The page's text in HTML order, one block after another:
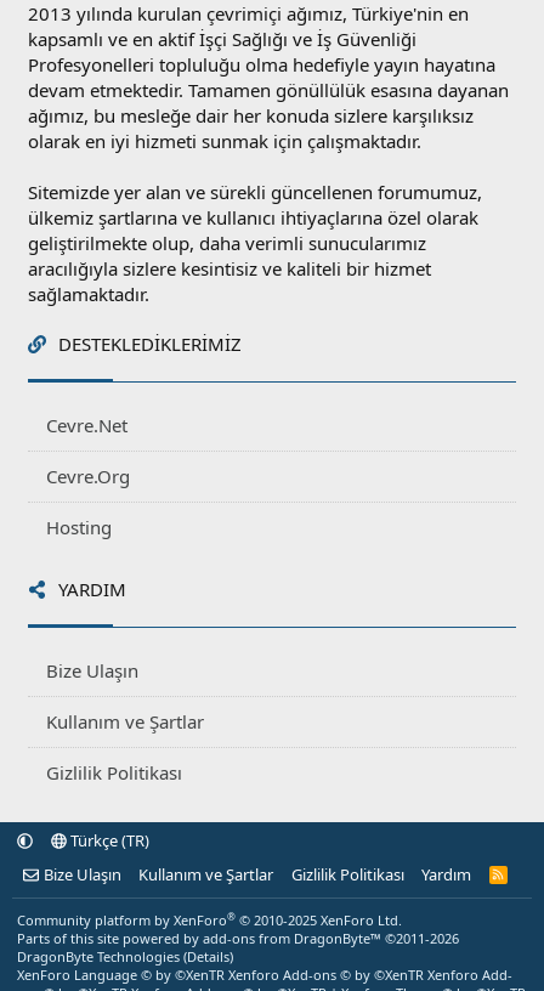
2013 yılında kurulan çevrimiçi ağımız, Türkiye'nin en
kapsamlı ve en aktif İşçi Sağlığı ve İş Güvenliği
Profesyonelleri topluluğu olma hedefiyle yayın hayatına
devam etmektedir. Tamamen gönüllülük esasına dayanan
ağımız, bu mesleğe dair her konuda sizlere karşılıksız
olarak en iyi hizmeti sunmak için çalışmaktadır.
Sitemizde yer alan ve sürekli güncellenen forumumuz,
ülkemiz şartlarına ve kullanıcı ihtiyaçlarına özel olarak
geliştirilmekte olup, daha verimli sunucularımız
aracılığıyla sizlere kesintisiz ve kaliteli bir hizmet
sağlamaktadır.
DESTEKLEDIKLERIMIZ
Cevre.Net
Cevre.Org
Hosting
YARDIM
Bize Ulaşın
Kullanım ve Şartlar
Gizlilik Politikası
Türkçe (TR)
Bize Ulaşın
Kullanım ve Şartlar Gizlilik Politikası Yardım
R
Community platform by XenForo® © 2010-2025 XenForo Ltd.
Parts of this site powered by add-ons from DragonByte™ ©2011-2026
DragonByte Technologies (Details)
XenForo Language © by ©XenTR Xenforo Add-ons © by ©XenTR Xenforo Add-